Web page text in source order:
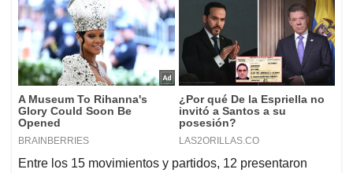
Entre los 15 movimientos y partidos, 12 presentaron